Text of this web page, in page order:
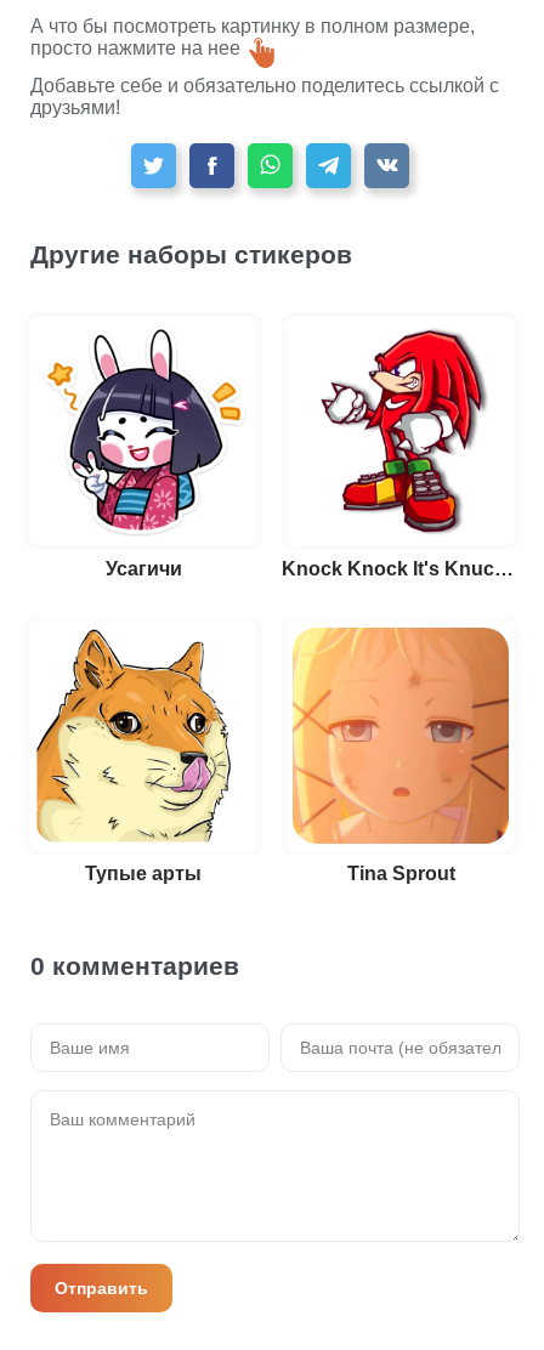
А что бы посмотреть картинку в полном размере,
просто нажмите на нее
Добавьте себе и обязательно поделитесь ссылкой с
друзьями!
Другие наборы стикеров
Усагичи Knock Knock It's Knuckles
Тупые арты Tina Sprout
0 комментариев
Отправить